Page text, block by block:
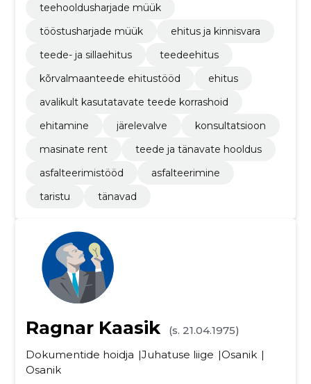
teehooldusharjade müük
tööstusharjade müük
ehitus ja kinnisvara
teede- ja sillaehitus
teedeehitus
kõrvalmaanteede ehitustööd
ehitus
avalikult kasutatavate teede korrashoid
ehitamine
järelevalve
konsultatsioon
masinate rent
teede ja tänavate hooldus
asfalteerimistööd
asfalteerimine
taristu
tänavad
Ragnar Kaasik
(s. 21.04.1975)
Dokumentide hoidja
Juhatuse liige
Osanik
Osanik